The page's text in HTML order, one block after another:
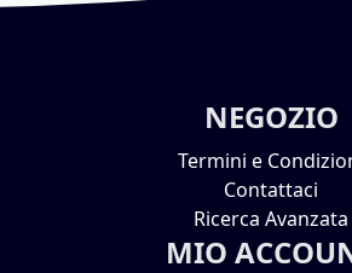
NEGOZIO
Termini e
Contattaci
Ricerca Avanzata
MIO